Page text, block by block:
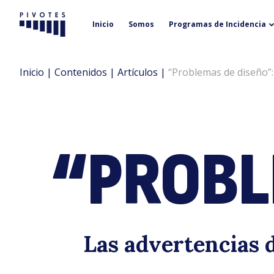
Pivotes Inicio Somos Programas de Incidencia
Inicio | Contenidos | Artículos | “Problemas de
Las advertencias